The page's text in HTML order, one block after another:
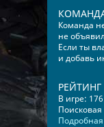
Команда
не
Если ты
и добавь
РЕЙТИНГ
В игре: